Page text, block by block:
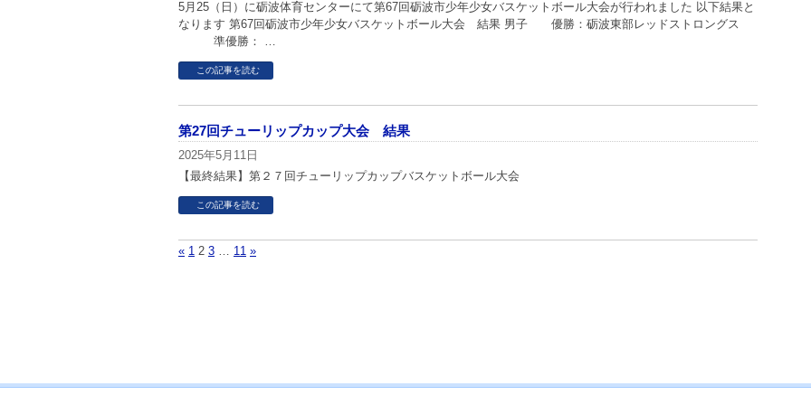
5月25（日）に砺波体育センターにて第67回砺波市少年少女バスケットボール大会が行われました 以下結果と
なります 第67回砺波市少年少女バスケットボール大会 結果 男子 優勝：砺波東部レッドストロングス
準優勝： …
この記事を読む
第27回チューリップカップ大会 結果
2025年5月11日
【最終結果】第２７回チューリップカップバスケットボール大会
この記事を読む
« 1 2 3 … 11 »